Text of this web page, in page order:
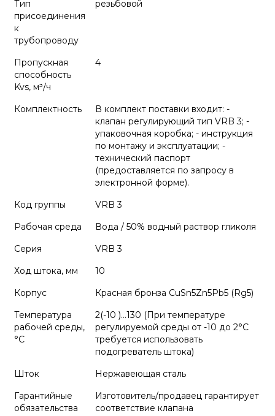
Тип
присоединения
к
трубопроводу
резьбовой
Пропускная
способность
Kvs, м³/ч
4
Комплектность
В комплект поставки входит: -
клапан регулирующий тип VRB 3; -
упаковочная коробка; - инструкция
по монтажу и эксплуатации; -
технический паспорт
(предоставляется по запросу в
электронной форме).
Код группы
VRB 3
Рабочая среда
Вода / 50% водный раствор гликоля
Серия
VRB 3
Ход штока, мм
10
Корпус
Красная бронза CuSn5Zn5Pb5 (Rg5)
Температура
рабочей среды,
°С
2(-10 )…130 (При температуре
регулируемой среды от -10 до 2°С
требуется использовать
подогреватель штока)
Шток
Нержавеющая сталь
Гарантийные
обязательства
Изготовитель/продавец гарантирует
соответствие клапана